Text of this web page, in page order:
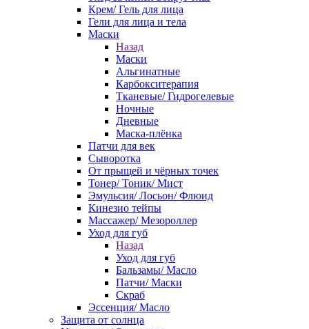
Крем/ Гель для лица
Гели для лица и тела
Маски
Назад
Маски
Альгинатные
Карбокситерапия
Тканевые/ Гидрогелевые
Ночные
Дневные
Маска-плёнка
Патчи для век
Сыворотка
От прыщей и чёрных точек
Тонер/ Тоник/ Мист
Эмульсия/ Лосьон/ Флюид
Кинезио тейпы
Массажер/ Мезороллер
Уход для губ
Назад
Уход для губ
Бальзамы/ Масло
Патчи/ Маски
Скраб
Эссенция/ Масло
Защита от солнца